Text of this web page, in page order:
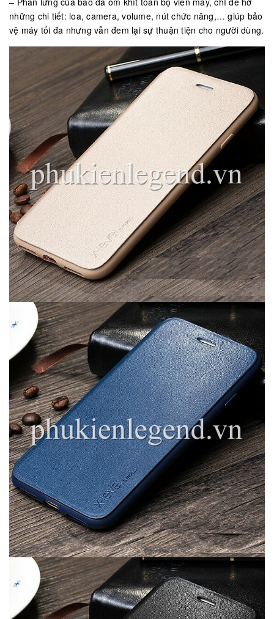
những chi tiết: loa, camera, volume, nút chức năng,… giúp bảo
vệ máy tối đa nhưng vẫn đem lại sự thuận tiện cho người dùng.